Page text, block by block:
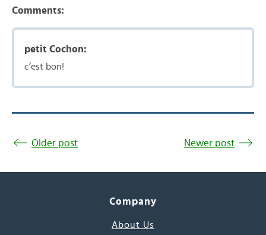
Comments:
petit Cochon:
c’est bon!
Older post Newer post
Company
About Us